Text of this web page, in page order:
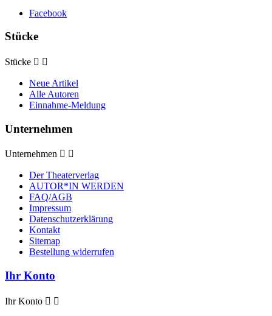
Facebook
Stücke
Stücke  
Neue Artikel
Alle Autoren
Einnahme-Meldung
Unternehmen
Unternehmen  
Der Theaterverlag
AUTOR*IN WERDEN
FAQ/AGB
Impressum
Datenschutzerklärung
Kontakt
Sitemap
Bestellung widerrufen
Ihr Konto
Ihr Konto  